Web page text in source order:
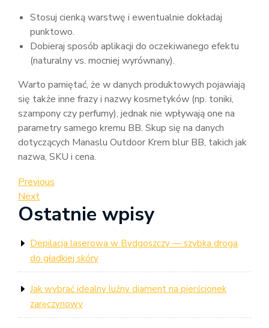
Stosuj cienką warstwę i ewentualnie dokładaj
punktowo.
Dobieraj sposób aplikacji do oczekiwanego efektu
(naturalny vs. mocniej wyrównany).
Warto pamiętać, że w danych produktowych pojawiają
się także inne frazy i nazwy kosmetyków (np. toniki,
szampony czy perfumy), jednak nie wpływają one na
parametry samego kremu BB. Skup się na danych
dotyczących Manaslu Outdoor Krem blur BB, takich jak
nazwa, SKU i cena.
Nawigacja
wpisu
Previous
Post
Previous
Next
Post
Next
Ostatnie wpisy
Depilacja laserowa w Bydgoszczy — szybka droga
do gładkiej skóry
Jak wybrać idealny luźny diament na pierścionek
zaręczynowy